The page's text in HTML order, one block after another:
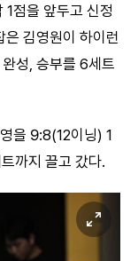
점을 앞두고 신정
김영원이 하이런
성, 승부를 6세트
을 9:8(12이닝) 1
까지 끌고 갔다.